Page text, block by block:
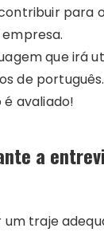
para o
que irá
de
é avaliado!
a
traje